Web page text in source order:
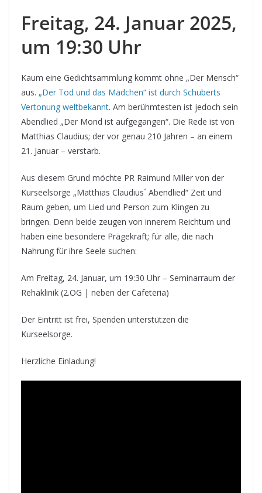
Freitag, 24. Januar 2025,
um 19:30 Uhr
Kaum eine Gedichtsammlung kommt ohne „Der Mensch“
aus. „Der Tod und das Mädchen“ ist durch Schuberts
Vertonung weltbekannt. Am berühmtesten ist jedoch sein
Abendlied „Der Mond ist aufgegangen“. Die Rede ist von
Matthias Claudius; der vor genau 210 Jahren – an einem
21. Januar – verstarb.
Aus diesem Grund möchte PR Raimund Miller von der
Kurseelsorge „Matthias Claudius´ Abendlied“ Zeit und
Raum geben, um Lied und Person zum Klingen zu
bringen. Denn beide zeugen von innerem Reichtum und
haben eine besondere Prägekraft; für alle, die nach
Nahrung für ihre Seele suchen:
Am Freitag, 24. Januar, um 19:30 Uhr – Seminarraum der
Rehaklinik (2.OG | neben der Cafeteria)
Der Eintritt ist frei, Spenden unterstützen die
Kurseelsorge.
Herzliche Einladung!